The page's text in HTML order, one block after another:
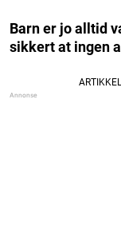
Barn er jo alltid
sikkert at ingen